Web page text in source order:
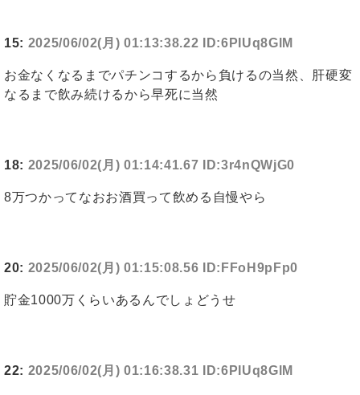
15: 2025/06/02(月) 01:13:38.22 ID:6PIUq8GlM
お金なくなるまでパチンコするから負けるの当然、肝硬変
なるまで飲み続けるから早死に当然
18: 2025/06/02(月) 01:14:41.67 ID:3r4nQWjG0
8万つかってなおお酒買って飲める自慢やら
20: 2025/06/02(月) 01:15:08.56 ID:FFoH9pFp0
貯金1000万くらいあるんでしょどうせ
22: 2025/06/02(月) 01:16:38.31 ID:6PIUq8GlM